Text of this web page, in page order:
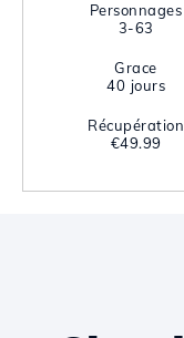
Personnages
3-63
Grace
40 jours
Récupération
€49.99